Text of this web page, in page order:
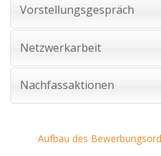
Vorstellungsgespräch
Netzwerkarbeit
Nachfassaktionen
Aufbau des